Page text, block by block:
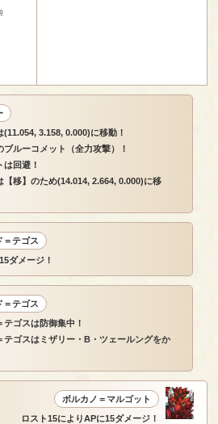
3.158, 0.000)に移動！
ルーコメット（全力攻撃）！
回避！
【移】のため(14.014, 2.664, 0.000)に移
＝テゴス
ダメージ！
＝テゴス
ゴスは防御集中！
テゴスはミザリー・B・ツェールングをか
ボルカノ＝マルゴット
ロスト15によりAPに15ダメージ！